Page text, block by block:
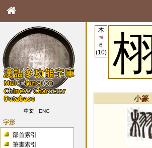
中文 ENG
字形
部首索引
筆畫索引
木
75
6
(10)
栩
小篆